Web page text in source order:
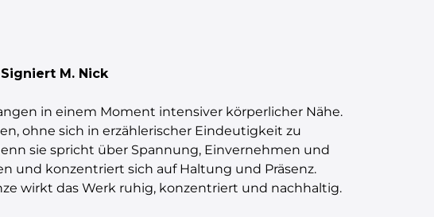
M. Nick
in einem Moment intensiver körperlicher Nähe.
ohne sich in erzählerischer Eindeutigkeit zu
sie spricht über Spannung, Einvernehmen und
und konzentriert sich auf Haltung und Präsenz.
wirkt das Werk ruhig, konzentriert und nachhaltig.